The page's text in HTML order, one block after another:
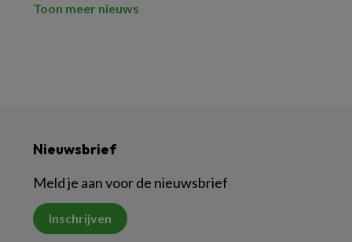
Toon meer nieuws
Nieuwsbrief
Meld je aan voor de nieuwsbrief
Inschrijven